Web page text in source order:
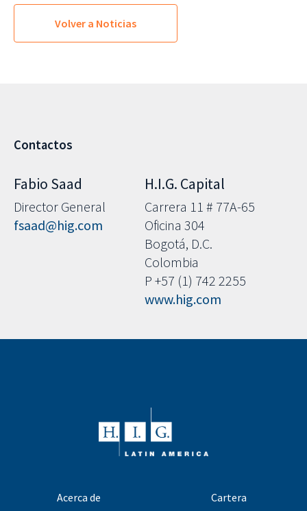
Volver a Noticias
Contactos
Fabio Saad
Director General
fsaad@hig.com
H.I.G. Capital
Carrera 11 # 77A-65
Oficina 304
Bogotá, D.C.
Colombia
P +57 (1) 742 2255
www.hig.com
Acerca de Cartera